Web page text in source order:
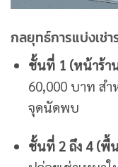
กลยุทธ์การแบ่งเช่า
ชั้นที่ 1 (หน้าร้า
60,000 บาท ส
จุดนัดพบ
ชั้นที่ 2 ถึง 4 (พื้